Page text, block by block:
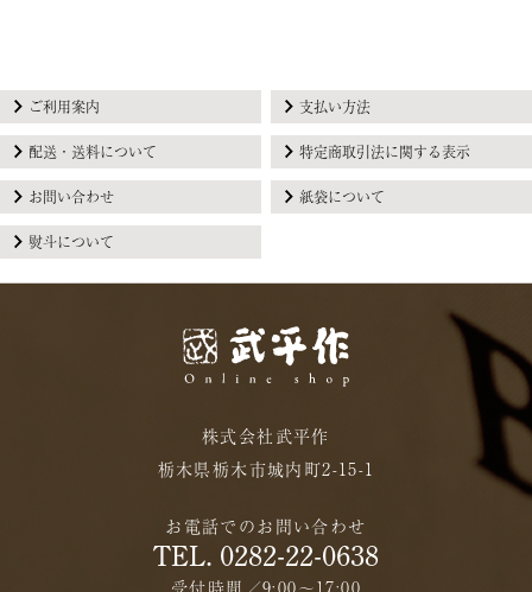
ご利用案内 支払い方法
配送・送料について 特定商取引法に関する表示
お問い合わせ 紙袋について
熨斗について
株式会社武平作
栃木県栃木市城内町2-15-1
お電話でのお問い合わせ
TEL. 0282-22-0638
受付時間／9:00〜17:00